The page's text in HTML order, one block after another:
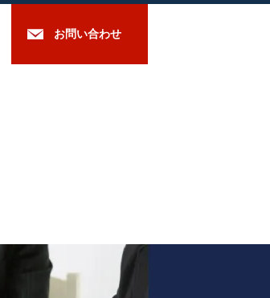
お問い合わせ